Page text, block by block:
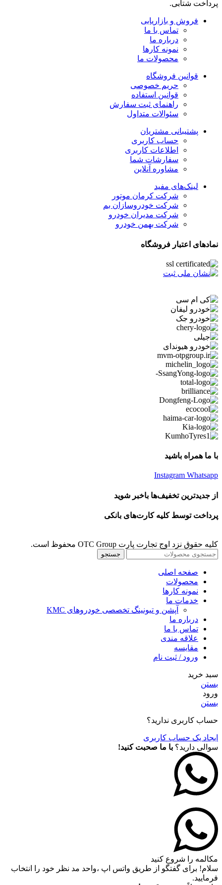
پرداخت شتابی.
فروش و بازاریابی
تماس با ما
درباره ما
نمونه کارها
محصولات ما
قوانین فروشگاه
حریم خصوصی
قوانین استفاده
راهنمای ثبت سفارش
سئوالات متداول
پشتیبانی مشتریان
حساب کاربری
اطلاعات کاربری
سفارشات شما
مشاوره آنلاین
لینک‌های مفید
شرکت کرمان موتور
شرکت خودروسازان بم
شرکت مدیران خودرو
شرکت بهمن خودرو
نمادهای اعتبار فروشگاه
با ما همراه باشید
Instagram Whatsapp
از جدیدترین تخفیف‌ها باخبر شوید
پرداخت توسط کلیه کارت‌های بانکی
کلیه حقوق نزد اوج تجارت پارت OTC Group محفوظ است.
جستجو
صفحه اصلی
محصولات
نمونه کارها
خدمات ما
آپشن و تیونینگ تخصصی خودروهای KMC
درباره ما
تماس با ما
علاقه مندی
مقايسه
ورود / ثبت نام
سبد خرید
بستن
ورود
بستن
حساب کاربری ندارید؟
ایجاد یک حساب کاربری
سوالی دارید؟ با ما صحبت کنید!
مکالمه را شروع کنید
سلام! برای گفتگو از طریق واتس اپ ،واحد مد نظر خود را انتخاب
فرمایید.